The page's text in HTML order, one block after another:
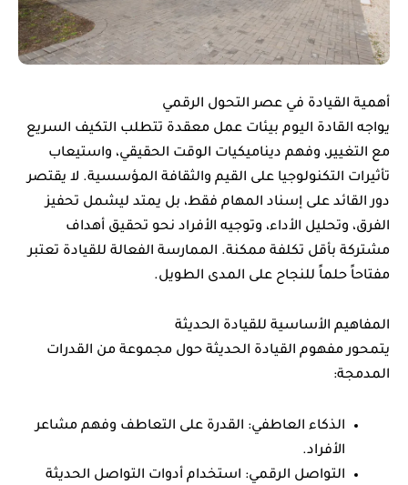
أهمية القيادة في عصر التحول الرقمي
يواجه القادة اليوم بيئات عمل معقدة تتطلب التكيف السريع
مع التغيير، وفهم ديناميكيات الوقت الحقيقي، واستيعاب
تأثيرات التكنولوجيا على القيم والثقافة المؤسسية. لا يقتصر
دور القائد على إسناد المهام فقط، بل يمتد ليشمل تحفيز
الفرق، وتحليل الأداء، وتوجيه الأفراد نحو تحقيق أهداف
مشتركة بأقل تكلفة ممكنة. الممارسة الفعالة للقيادة تعتبر
مفتاحاً حلماً للنجاح على المدى الطويل.
المفاهيم الأساسية للقيادة الحديثة
يتمحور مفهوم القيادة الحديثة حول مجموعة من القدرات
المدمجة:
الذكاء العاطفي: القدرة على التعاطف وفهم مشاعر
الأفراد.
التواصل الرقمي: استخدام أدوات التواصل الحديثة